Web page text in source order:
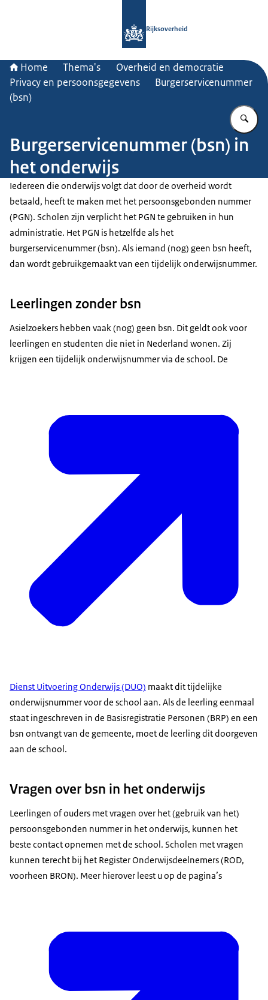
Rijksoverheid
Home Thema's
Overheid en democratie
Privacy en persoonsgegevens
Burgerservicenummer
(bsn)
Burgerservicenummer (bsn) in
het onderwijs
Iedereen die onderwijs volgt dat door de overheid wordt
betaald, heeft te maken met het persoonsgebonden nummer
(PGN). Scholen zijn verplicht het PGN te gebruiken in hun
administratie. Het PGN is hetzelfde als het
burgerservicenummer (bsn). Als iemand (nog) geen bsn heeft,
dan wordt gebruikgemaakt van een tijdelijk onderwijsnummer.
Leerlingen zonder bsn
Asielzoekers hebben vaak (nog) geen bsn. Dit geldt ook voor
leerlingen en studenten die niet in Nederland wonen. Zij
krijgen een tijdelijk onderwijsnummer via de school. De
Dienst Uitvoering Onderwijs (DUO) maakt dit tijdelijke
onderwijsnummer voor de school aan. Als de leerling eenmaal
staat ingeschreven in de Basisregistratie Personen (BRP) en een
bsn ontvangt van de gemeente, moet de leerling dit doorgeven
aan de school.
Vragen over bsn in het onderwijs
Leerlingen of ouders met vragen over het (gebruik van het)
persoonsgebonden nummer in het onderwijs, kunnen het
beste contact opnemen met de school. Scholen met vragen
kunnen terecht bij het Register Onderwijsdeelnemers (ROD,
voorheen BRON). Meer hierover leest u op de pagina’s